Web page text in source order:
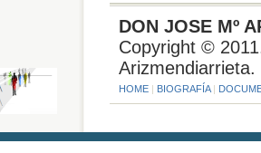
DON JOSE Mº
Copyright ©
Arizmendiarrieta.
HOME| BIOGRAFÍA|